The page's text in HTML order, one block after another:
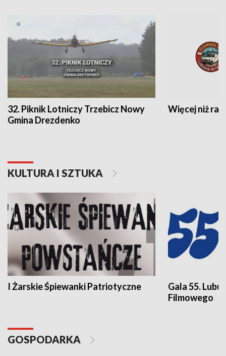
32. Piknik Lotniczy Trzebicz Nowy
Gmina Drezdenko
Więcej niż rajd
KULTURA I SZTUKA
I Żarskie Śpiewanki Patriotyczne
Gala 55.
Filmowego
GOSPODARKA